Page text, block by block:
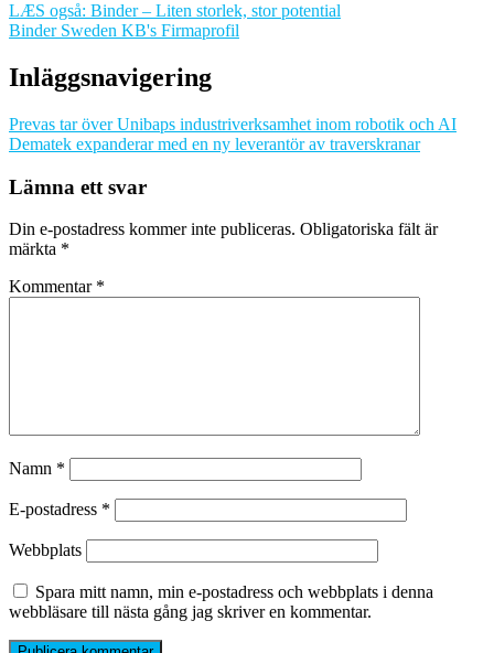
LÆS også: Binder – Liten storlek, stor potential
Binder Sweden KB's Firmaprofil
Inläggsnavigering
Prevas tar över Unibaps industriverksamhet inom robotik och AI
Dematek expanderar med en ny leverantör av traverskranar
Lämna ett svar
Din e-postadress kommer inte publiceras. Obligatoriska fält är
märkta *
Kommentar *
Namn *
E-postadress *
Webbplats
Spara mitt namn, min e-postadress och webbplats i denna
webbläsare till nästa gång jag skriver en kommentar.